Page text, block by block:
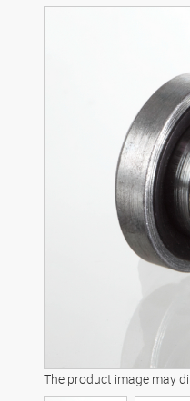
The product image may